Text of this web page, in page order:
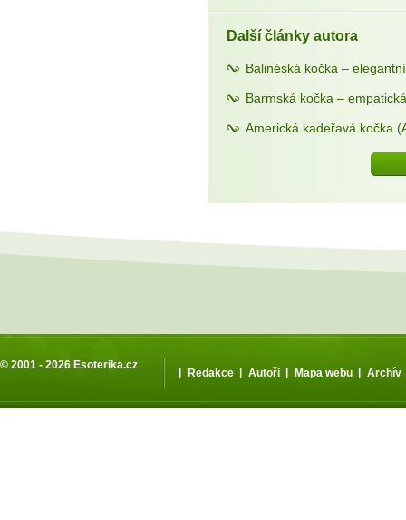
Další články autora
Balinéská kočka –
Barmská kočka –
Americká kadeřavá kočka
© 2001 - 2026 Esoterika.cz
| Redakce | Autoři | Mapa webu | Archív